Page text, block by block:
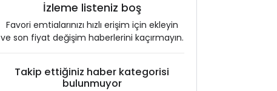
İzleme listeniz boş
Favori emtialarınızı hızlı erişim için ekleyin
ve son fiyat değişim haberlerini kaçırmayın.
Takip ettiğiniz haber kategorisi
bulunmuyor